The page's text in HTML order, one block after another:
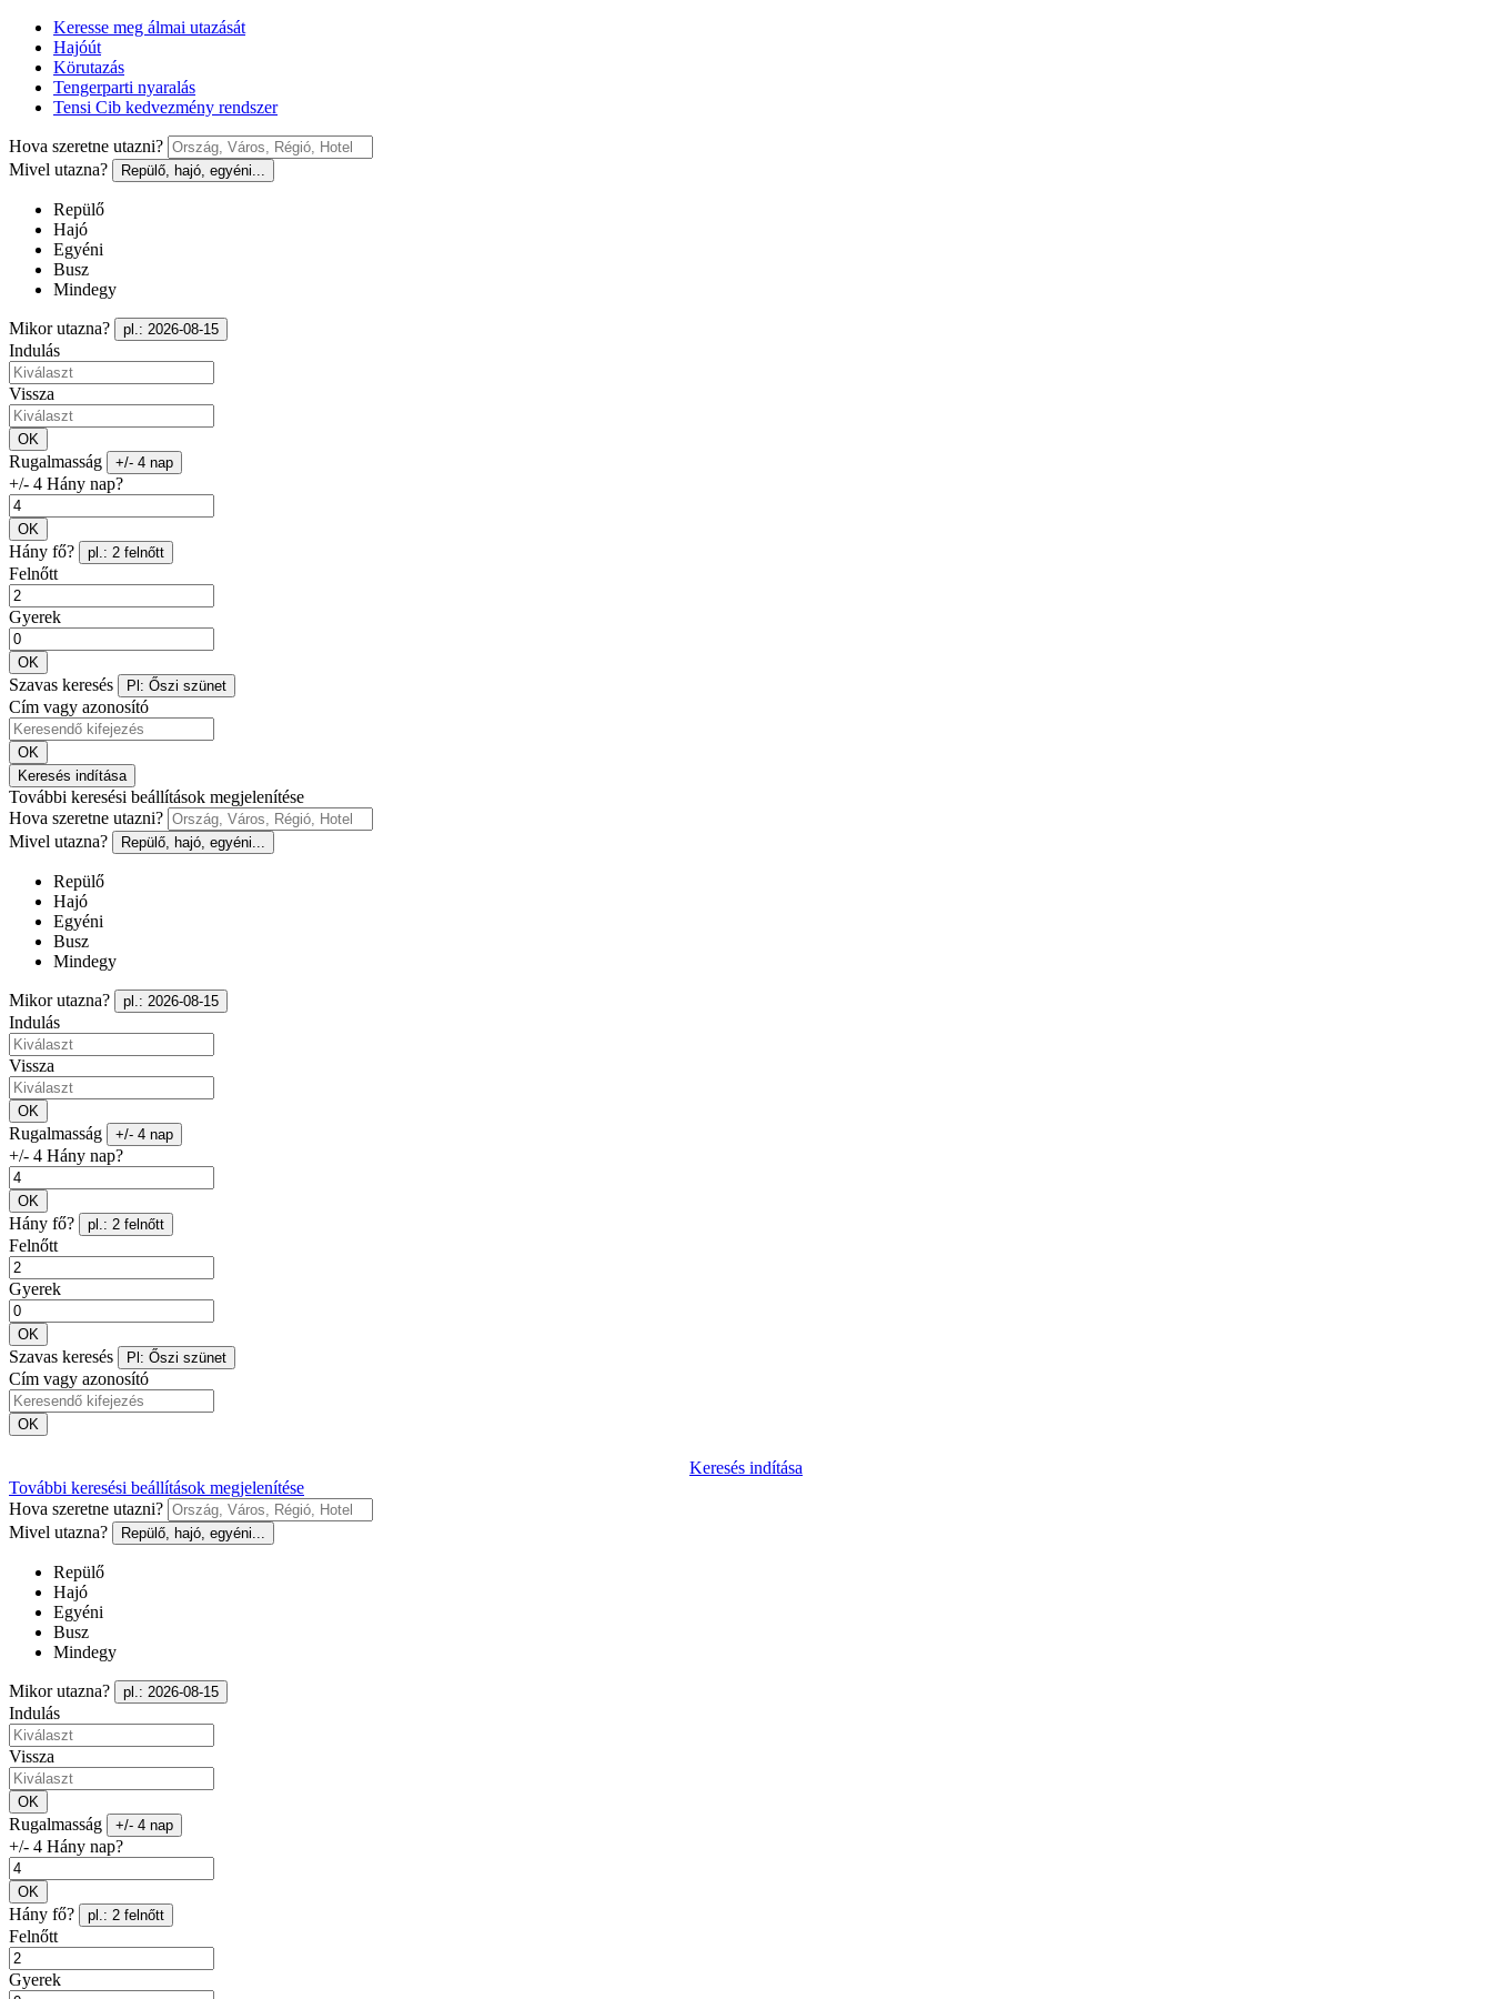
Keresse meg álmai utazását
Hajóút
Körutazás
Tengerparti nyaralás
Tensi Cib kedvezmény rendszer
Hova szeretne utazni?
Mivel utazna?
Repülő, hajó, egyéni...
Repülő
Hajó
Egyéni
Busz
Mindegy
Mikor utazna? pl.: 2026-08-15
Indulás
Vissza
OK
Rugalmasság +/- 4 nap
+/- 4 Hány nap?
OK
Hány fő? pl.: 2 felnőtt
Felnőtt
Gyerek
OK
Szavas keresés Pl: Őszi szünet
Cím vagy azonosító
OK
Keresés indítása
További keresési beállítások megjelenítése
Hova szeretne utazni?
Mivel utazna?
Repülő, hajó, egyéni...
Repülő
Hajó
Egyéni
Busz
Mindegy
Mikor utazna? pl.: 2026-08-15
Indulás
Vissza
OK
Rugalmasság +/- 4 nap
+/- 4 Hány nap?
OK
Hány fő? pl.: 2 felnőtt
Felnőtt
Gyerek
OK
Szavas keresés Pl: Őszi szünet
Cím vagy azonosító
OK
Keresés indítása
További keresési beállítások megjelenítése
Hova szeretne utazni?
Mivel utazna?
Repülő, hajó, egyéni...
Repülő
Hajó
Egyéni
Busz
Mindegy
Mikor utazna? pl.: 2026-08-15
Indulás
Vissza
OK
Rugalmasság +/- 4 nap
+/- 4 Hány nap?
OK
Hány fő? pl.: 2 felnőtt
Felnőtt
Gyerek